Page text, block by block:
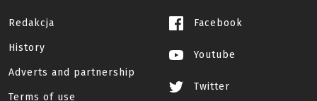
Redakcja
History
Adverts and partnership
Terms of use
Facebook
Youtube
Twitter